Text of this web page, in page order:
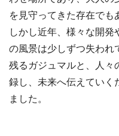
を見守ってきた存在でも
しかし近年、様々な開
の風景は少しずつ失われ
残るガジュマルと、人々
録し、未来へ伝えていく
ました。